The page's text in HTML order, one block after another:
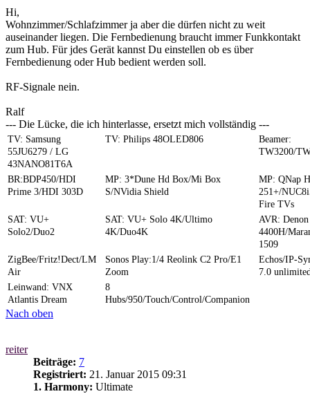
Hi,
Wohnzimmer/Schlafzimmer ja aber die dürfen nicht zu weit
auseinander liegen. Die Fernbedienung braucht immer Funkkontakt
zum Hub. Für jdes Gerät kannst Du einstellen ob es über
Fernbedienung oder Hub bedient werden soll.
RF-Signale nein.
Ralf
--- Die Lücke, die ich hinterlasse, ersetzt mich vollständig ---
TV: Samsung
55JU6279 / LG
43NANO81T6A
TV: Philips 48OLED806
Beamer:
TW3200/
BR:BDP450/HDI
Prime 3/HDI 303D
MP: 3*Dune Hd Box/Mi Box
S/NVidia Shield
MP: QNap
251+/
Fire TVs
SAT: VU+
Solo2/Duo2
SAT: VU+ Solo 4K/Ultimo
4K/Duo4K
AVR: Denon
4400H/
1509
ZigBee/Fritz!Dect/LM
Air
Sonos Play:1/4 Reolink C2 Pro/E1
Zoom
Echos/IP-
7.0
Leinwand: VNX
Atlantis Dream
8
Hubs/950/Touch/Control/Companion
Nach oben
reiter
Beiträge: 7
Registriert: 21. Januar 2015 09:31
1. Harmony: Ultimate